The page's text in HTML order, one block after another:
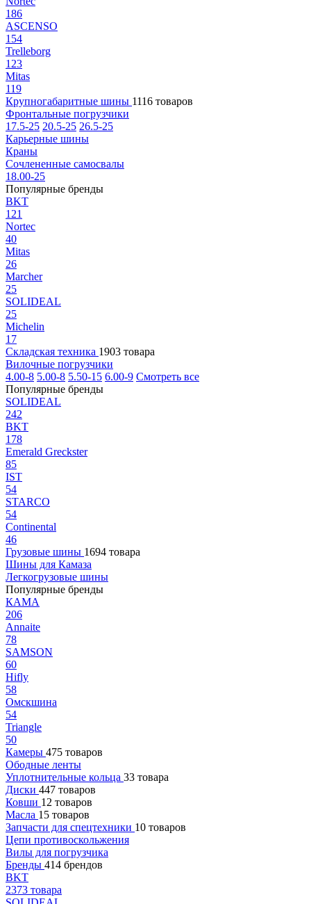
186
ASCENSO
154
Trelleborg
123
Mitas
119
Крупногабаритные шины 1116 товаров
Фронтальные погрузчики
17.5-25 20.5-25 26.5-25
Карьерные шины
Краны
Сочлененные самосвалы
18.00-25
Популярные бренды
BKT
121
Nortec
40
Mitas
26
Marcher
25
SOLIDEAL
25
Michelin
17
Складская техника 1903 товара
Вилочные погрузчики
4.00-8 5.00-8 5.50-15 6.00-9 Смотреть все
Популярные бренды
SOLIDEAL
242
BKT
178
Emerald Greckster
85
IST
54
STARCO
54
Continental
46
Грузовые шины 1694 товара
Шины для Камаза
Легкогрузовые шины
Популярные бренды
КАМА
206
Annaite
78
SAMSON
60
Hifly
58
Омскшина
54
Triangle
50
Камеры 475 товаров
Ободные ленты
Уплотнительные кольца 33 товара
Диски 447 товаров
Ковши 12 товаров
Масла 15 товаров
Запчасти для спецтехники 10 товаров
Цепи противоскольжения
Вилы для погрузчика
Бренды 414 брендов
BKT
2373 товара